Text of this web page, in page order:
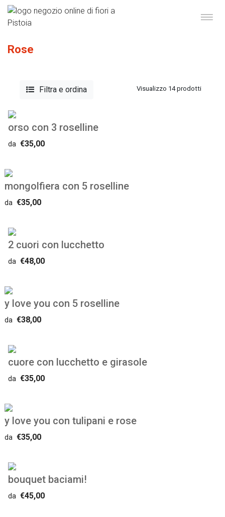
Rose
Filtra e ordina Visualizzo 14 prodotti
orso con 3 roselline
da €35,00
mongolfiera con 5 roselline
da€35,00
2 cuori con lucchetto
da €48,00
y love you con 5 roselline
da€38,00
cuore con lucchetto e girasole
da €35,00
y love you con tulipani e rose
da€35,00
bouquet baciami!
da €45,00